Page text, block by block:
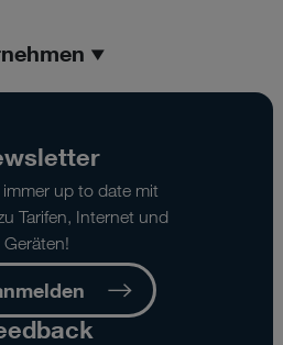
immer up to date mit
Tarifen, Internet und
Geräten!